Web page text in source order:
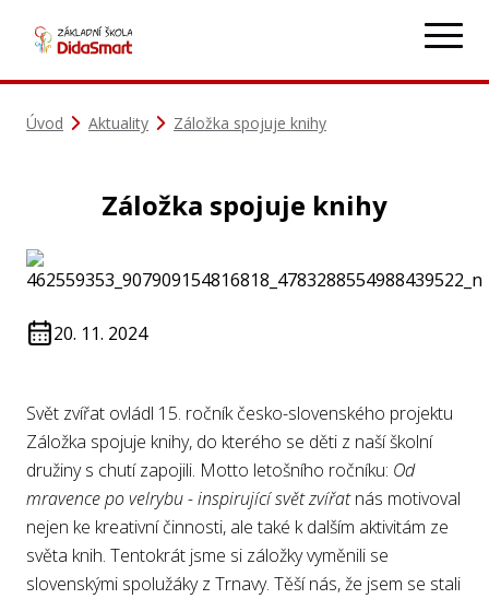
Úvod Aktuality Záložka spojuje knihy
Záložka spojuje knihy
20. 11. 2024
Svět zvířat ovládl 15. ročník česko-slovenského projektu
Záložka spojuje knihy, do kterého se děti z naší školní
družiny s chutí zapojili. Motto letošního ročníku: Od
mravence po velrybu - inspirující svět zvířatnás motivoval
nejen ke kreativní činnosti, ale také k dalším aktivitám ze
světa knih. Tentokrát jsme si záložky vyměnili se
slovenskými spolužáky z Trnavy. Těší nás, že jsem se stali